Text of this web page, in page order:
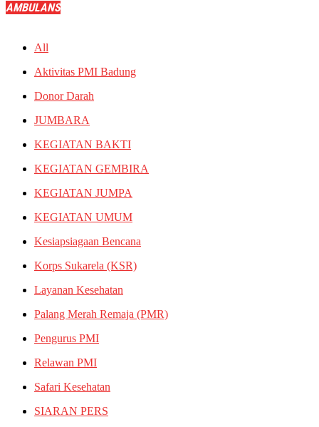
AMBULANS
All
Aktivitas PMI Badung
Donor Darah
JUMBARA
KEGIATAN BAKTI
KEGIATAN GEMBIRA
KEGIATAN JUMPA
KEGIATAN UMUM
Kesiapsiagaan Bencana
Korps Sukarela (KSR)
Layanan Kesehatan
Palang Merah Remaja (PMR)
Pengurus PMI
Relawan PMI
Safari Kesehatan
SIARAN PERS